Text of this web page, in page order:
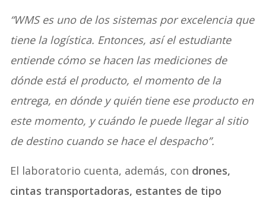
“WMS es uno de los sistemas por excelencia que
tiene la logística. Entonces, así el estudiante
entiende cómo se hacen las mediciones de
dónde está el producto, el momento de la
entrega, en dónde y quién tiene ese producto en
este momento, y cuándo le puede llegar al sitio
de destino cuando se hace el despacho”.
El laboratorio cuenta, además, con drones,
cintas transportadoras, estantes de tipo